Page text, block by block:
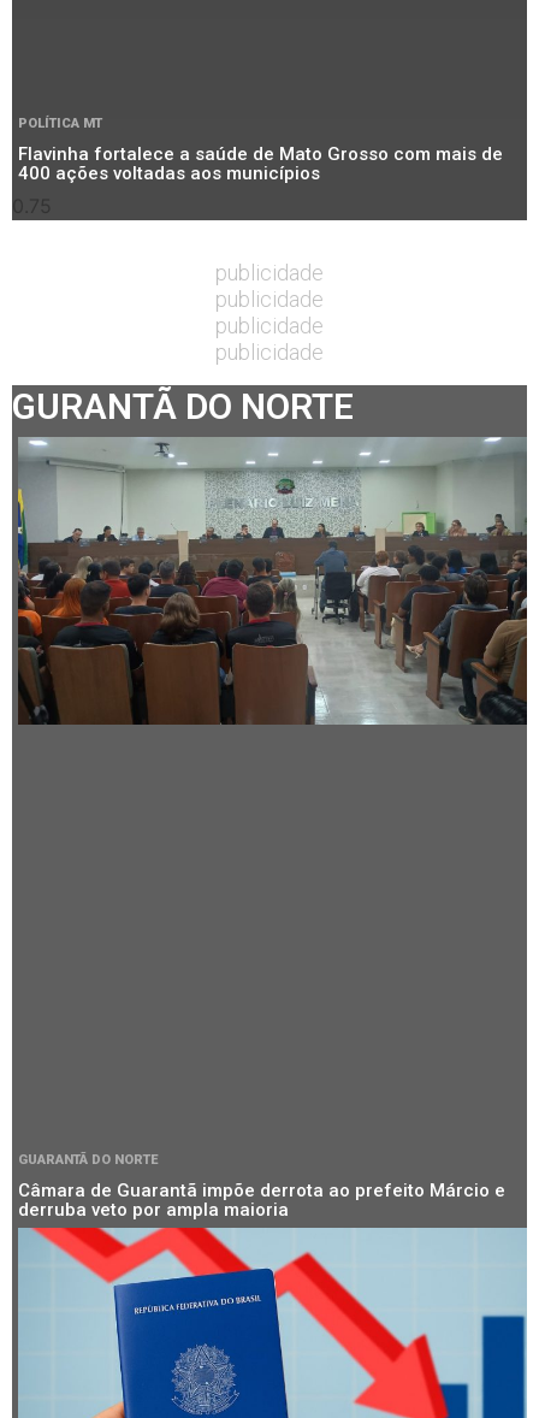
POLÍTICA MT
Flavinha fortalece a saúde de Mato Grosso com mais de
400 ações voltadas aos municípios
publicidade
publicidade
publicidade
publicidade
GURANTÃ DO NORTE
GUARANTÃ DO NORTE
Câmara de Guarantã impõe derrota ao prefeito Márcio e
derruba veto por ampla maioria